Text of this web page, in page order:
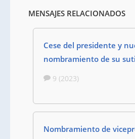
MENSAJES RELACIONADOS
Cese del presidente y
nombramiento de su
9 (2023)
Nombramiento de